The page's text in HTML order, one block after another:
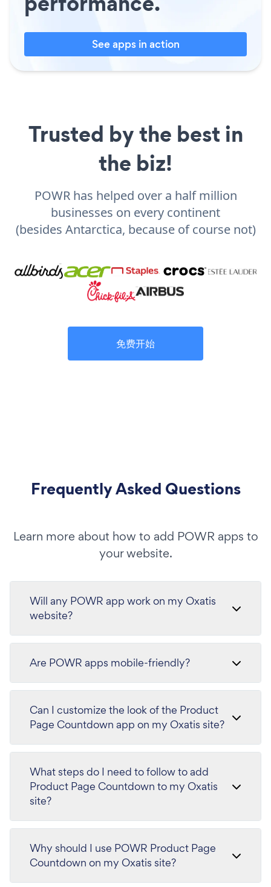
See apps in action
Trusted by the best in
the biz!
POWR has helped over a half million
businesses on every continent
(besides Antarctica, because of course not)
免费开始
Frequently Asked Questions
Learn more about how to add POWR apps to
your website.
Will any POWR app work on my Oxatis
website?
Are POWR apps mobile-friendly?
Can I customize the look of the Product
Page Countdown app on my Oxatis site?
What steps do I need to follow to add
Product Page Countdown to my Oxatis
site?
Why should I use POWR Product Page
Countdown on my Oxatis site?